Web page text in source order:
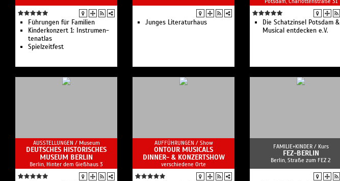
Führungen für Familien
Kinderkonzert 1: Instru­men­
ten­atlas
Spielzeit­fest
Junges Literaturhaus
Die Schatzinsel Potsdam &
Musical entdecken e.V.
AUSSTELLUNGEN / Museum
DEUTSCHES HISTORISCHES
MUSEUM BERLIN
Berlin, Hinter dem Gießhaus 3
AUFFÜHRUNGEN / Show
ONTOUR MUSICALS
DINNER- & KONZERTSHOW
verschiedene Orte
FAMILIE+KINDER / Kurs
FEZ-BERLIN
Berlin, Straße zum FEZ 2